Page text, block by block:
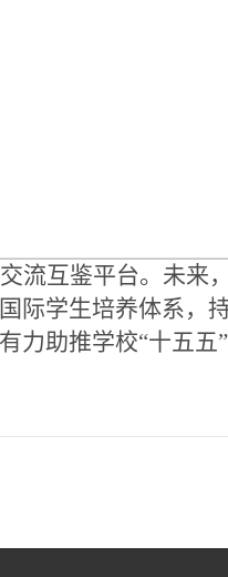
流互鉴平台。未来
际学生培养体系，
力助推学校“十五五